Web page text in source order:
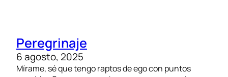
Peregrinaje
6 agosto, 2025
Mírame, sé que tengo raptos de ego con puntos